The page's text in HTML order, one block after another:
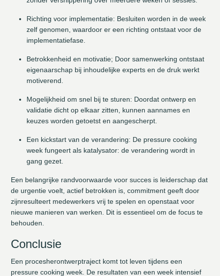
Richting voor implementatie: Besluiten worden in de week
zelf genomen, waardoor er een richting ontstaat voor de
implementatiefase.
Betrokkenheid en motivatie; Door samenwerking ontstaat
eigenaarschap bij inhoudelijke experts en de druk werkt
motiverend.
Mogelijkheid om snel bij te sturen: Doordat ontwerp en
validatie dicht op elkaar zitten, kunnen aannames en
keuzes worden getoetst en aangescherpt.
Een kickstart van de verandering: De pressure cooking
week fungeert als katalysator: de verandering wordt in
gang gezet.
Een belangrijke randvoorwaarde voor succes is leiderschap dat
de urgentie voelt, actief betrokken is, commitment geeft door
zijnresulteert medewerkers vrij te spelen en openstaat voor
nieuwe manieren van werken. Dit is essentieel om de focus te
behouden.
Conclusie
Een procesherontwerptraject komt tot leven tijdens een
pressure cooking week. De resultaten van een week intensief